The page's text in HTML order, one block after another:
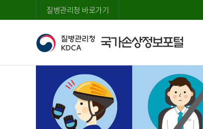
질병관리청 바로가기